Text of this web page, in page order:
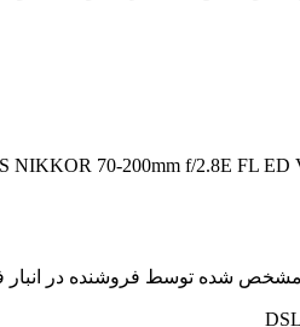
شده توسط فروشنده در انبار